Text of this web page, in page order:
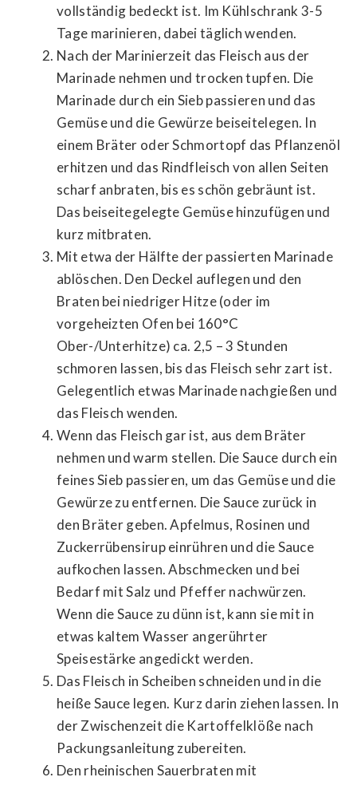
vollständig bedeckt ist. Im Kühlschrank 3-5
Tage marinieren, dabei täglich wenden.
Nach der Marinierzeit das Fleisch aus der
Marinade nehmen und trocken tupfen. Die
Marinade durch ein Sieb passieren und das
Gemüse und die Gewürze beiseitelegen. In
einem Bräter oder Schmortopf das Pflanzenöl
erhitzen und das Rindfleisch von allen Seiten
scharf anbraten, bis es schön gebräunt ist.
Das beiseitegelegte Gemüse hinzufügen und
kurz mitbraten.
Mit etwa der Hälfte der passierten Marinade
ablöschen. Den Deckel auflegen und den
Braten bei niedriger Hitze (oder im
vorgeheizten Ofen bei 160°C
Ober-/Unterhitze) ca. 2,5 – 3 Stunden
schmoren lassen, bis das Fleisch sehr zart ist.
Gelegentlich etwas Marinade nachgießen und
das Fleisch wenden.
Wenn das Fleisch gar ist, aus dem Bräter
nehmen und warm stellen. Die Sauce durch ein
feines Sieb passieren, um das Gemüse und die
Gewürze zu entfernen. Die Sauce zurück in
den Bräter geben. Apfelmus, Rosinen und
Zuckerrübensirup einrühren und die Sauce
aufkochen lassen. Abschmecken und bei
Bedarf mit Salz und Pfeffer nachwürzen.
Wenn die Sauce zu dünn ist, kann sie mit in
etwas kaltem Wasser angerührter
Speisestärke angedickt werden.
Das Fleisch in Scheiben schneiden und in die
heiße Sauce legen. Kurz darin ziehen lassen. In
der Zwischenzeit die Kartoffelklöße nach
Packungsanleitung zubereiten.
Den rheinischen Sauerbraten mit